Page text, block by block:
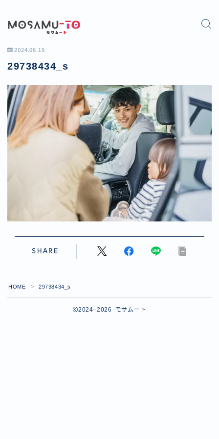
2024.06.19
29738434_s
SHARE
HOME ＞ 29738434_s
2024–2026 モサムート